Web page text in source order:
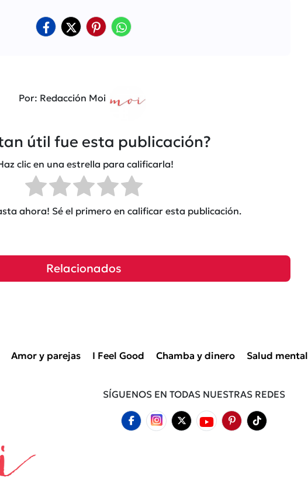
Por: Redacción Moi
útil fue esta publicación?
clic en una estrella para calificarla!
ahora! Sé el primero en calificar esta publicación.
Relacionados
Amor y parejas I Feel Good Chamba y dinero Salud mental
SÍGUENOS EN TODAS NUESTRAS REDES